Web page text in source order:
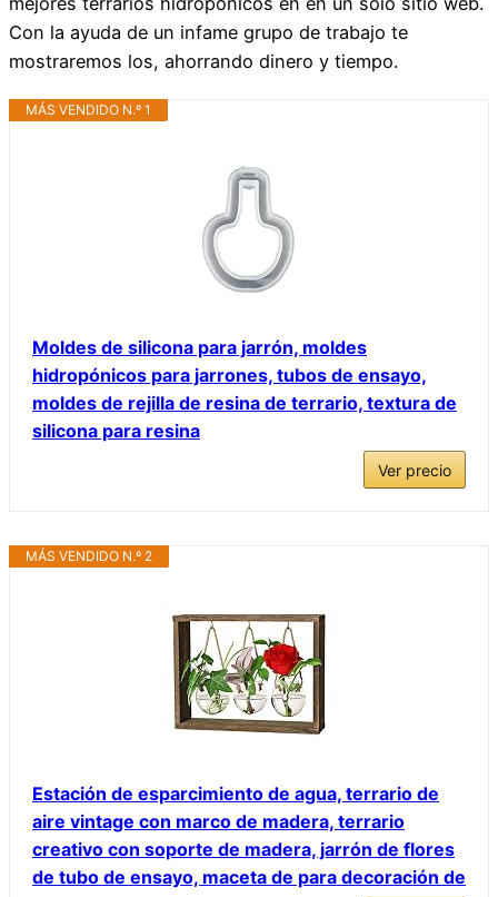
Con la ayuda de un infame grupo de trabajo te
mostraremos los, ahorrando dinero y tiempo.
MÁS VENDIDO N.º 1
Moldes de silicona para jarrón, moldes
hidropónicos para jarrones, tubos de ensayo,
moldes de rejilla de resina de terrario, textura de
silicona para resina
Ver precio
MÁS VENDIDO N.º 2
Estación de esparcimiento de agua, terrario de
aire vintage con marco de madera, terrario
creativo con soporte de madera, jarrón de flores
de tubo de ensayo, maceta de para decoración de